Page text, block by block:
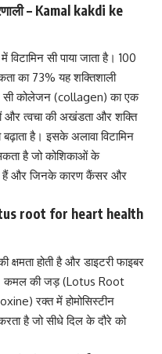
– Kamal kakdi ke
मेंविटामिन सीपाया जाता है। 100
का 73% यह शक्तिशाली
सीकोलेजन (collagen) का एक
और त्वचा की अखंडता और शक्ति
बढ़ाता है। इसके अलावाविटामिन
है जो कोशिकाओं के
हैं और जिनके कारण कैंसर और
root for heart health
क्षमता होती है और डाइटरी फाइबर
कमल की जड़ (Lotus Root
रक्त मेंहोमोसिस्टीन
है जो सीधे दिल के दौरे को